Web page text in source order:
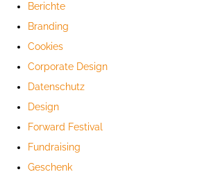
Berichte
Branding
Cookies
Corporate Design
Datenschutz
Design
Forward Festival
Fundraising
Geschenk